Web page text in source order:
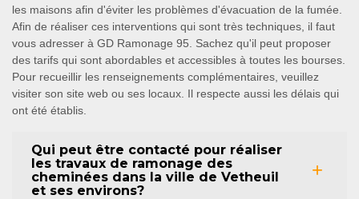
les maisons afin d'éviter les problèmes d'évacuation de la fumée.
Afin de réaliser ces interventions qui sont très techniques, il faut
vous adresser à GD Ramonage 95. Sachez qu'il peut proposer
des tarifs qui sont abordables et accessibles à toutes les bourses.
Pour recueillir les renseignements complémentaires, veuillez
visiter son site web ou ses locaux. Il respecte aussi les délais qui
ont été établis.
Qui peut être contacté pour réaliser
les travaux de ramonage des
cheminées dans la ville de Vetheuil
et ses environs?